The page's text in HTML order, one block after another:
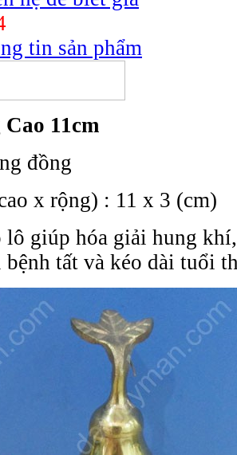
tin sản phẩm
11cm
đồng
x rộng) : 11 x 3 (cm)
lô giúp hóa giải hung
tất và kéo dài tuổi